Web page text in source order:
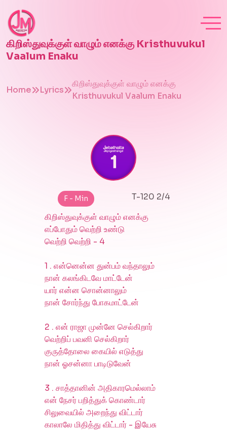
கிறிஸ்துவுக்குள் வாழும் எனக்கு Kristhuvukul
Vaalum Enaku
Home Lyrics
கிறிஸ்துவுக்குள் வாழும் எனக்கு
Kristhuvukul Vaalum Enaku
F - Min
T-120 2/4
கிறிஸ்துவுக்குள் வாழும் எனக்கு
எப்போதும் வெற்றி உண்டு
வெற்றி வெற்றி - 4
1 . என்னென்ன துன்பம் வந்தாலும்
நான் கலங்கிடவே மாட்டேன்
யார் என்ன சொன்னாலும்
நான் சோர்ந்து போகமாட்டேன்
2 . என் ராஜா முன்னே செல்கிறார்
வெற்றிப் பவனி செல்கிறார்
குருத்தோலை கையில் எடுத்து
நான் ஓசன்னா பாடிடுவேன்
3 . சாத்தானின் அதிகாரமெல்லாம்
என் நேசர் பறித்துக் கொண்டார்
சிலுவையில் அறைந்து விட்டார்
காலாலே மிதித்து விட்டார் - இயேசு